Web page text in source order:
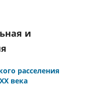
и
расселения
века